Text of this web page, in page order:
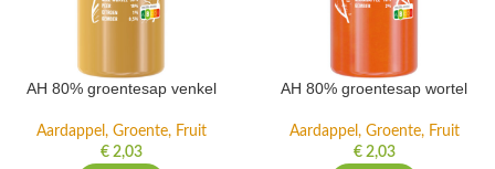
AH 80% groentesap venkel
Aardappel, Groente, Fruit
€2,03
AH 80% groentesap wortel
Aardappel, Groente, Fruit
€2,03